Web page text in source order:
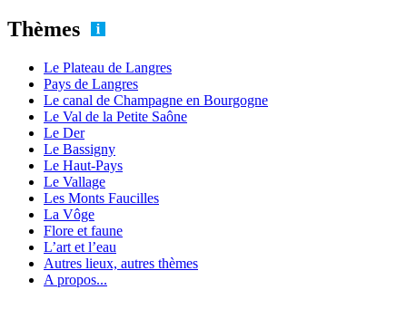
Thèmes
Le Plateau de Langres
Pays de Langres
Le canal de Champagne en Bourgogne
Le Val de la Petite Saône
Le Der
Le Bassigny
Le Haut-Pays
Le Vallage
Les Monts Faucilles
La Vôge
Flore et faune
L’art et l’eau
Autres lieux, autres thèmes
A propos...